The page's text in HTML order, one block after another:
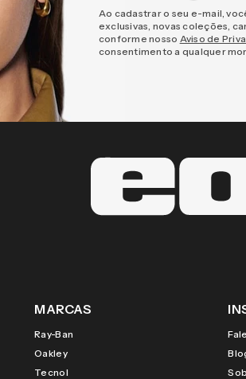
Ao cadastrar o seu e-mail,
exclusivas, novas coleções,
conforme nosso Aviso de
consentimento a qualquer
MARCAS
Ray-Ban
Oakley
Tecnol